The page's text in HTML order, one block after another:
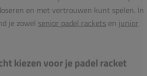
en met vertrouwen kunt spelen. In
je zowel senior padel rackets en junior
kiezen voor je padel racket